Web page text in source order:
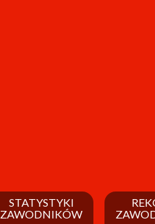
STATYSTYKI
ZAWODNIKÓW